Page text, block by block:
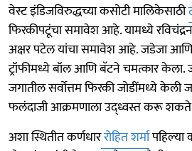
वेस्ट इंडिजविरुद्धच्या कसोटी मालिकेसाठी
फिरकीपटूंचा समावेश आहे. यामध्ये
अक्षर पटेल यांचा समावेश आहे. जडेजा आणि
ट्रॉफीमध्ये बॉल आणि बॅटने चमत्कार केला.
जगातील सर्वोत्तम फिरकी जोडींमध्ये केली
फलंदाजी आक्रमणाला उद्ध्वस्त करू
अशा स्थितीत कर्णधाररोहित शर्मापहिल्या